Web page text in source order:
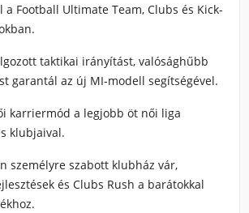
a Football Ultimate Team, Clubs és Kick-
taktikai irányítást, valósághűbb
garantál az új MI-modell segítségével.
karriermód a legjobb öt női liga
klubjaival.
személyre szabott klubház vár,
és Clubs Rush a barátokkal